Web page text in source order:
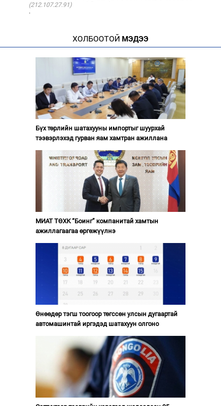
(212.107.27.91)
·
ХОЛБООТОЙ МЭДЭЭ
Бүх төрлийн шатахууны импортыг шуурхай
тээвэрлэхэд гурван яам хамтран ажиллана
МИАТ ТӨХК “Боинг” компанитай хамтын
ажиллагаагаа өргөжүүлнэ
Өнөөдөр тэгш тоогоор төгссөн улсын дугаартай
автомашинтай иргэдэд шатахуун олгоно